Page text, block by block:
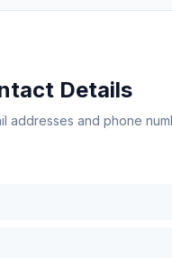
Details
addresses and phone